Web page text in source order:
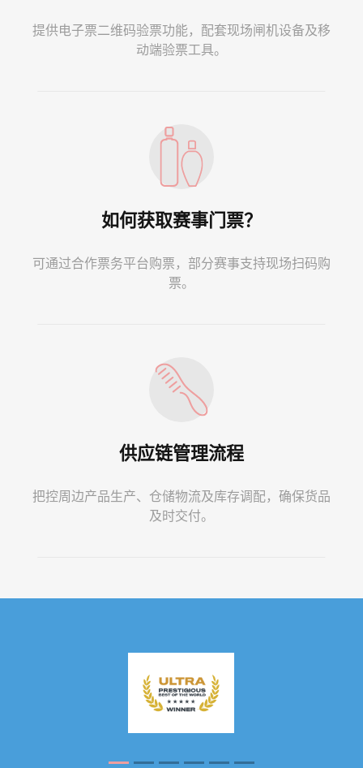
提供电子票二维码验票功能，配套现场闸机设备及移
动端验票工具。
如何获取赛事门票？
可通过合作票务平台购票，部分赛事支持现场扫码购
票。
供应链管理流程
把控周边产品生产、仓储物流及库存调配，确保货品
及时交付。